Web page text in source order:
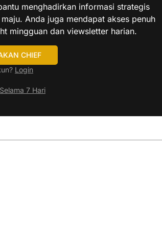
menghadirkan informasi strategis
Anda juga mendapat akses penuh
mingguan dan viewsletter harian.
CHIEF
Login
7 Hari